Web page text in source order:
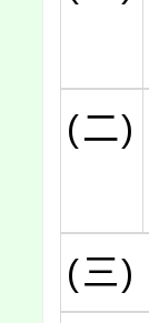
(二)
(三)